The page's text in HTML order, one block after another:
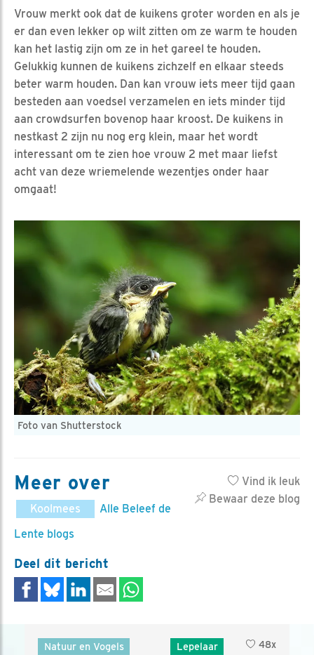
Vrouw merkt ook dat de kuikens groter worden en als je
er dan even lekker op wilt zitten om ze warm te houden
kan het lastig zijn om ze in het gareel te houden.
Gelukkig kunnen de kuikens zichzelf en elkaar steeds
beter warm houden. Dan kan vrouw iets meer tijd gaan
besteden aan voedsel verzamelen en iets minder tijd
aan crowdsurfen bovenop haar kroost. De kuikens in
nestkast 2 zijn nu nog erg klein, maar het wordt
interessant om te zien hoe vrouw 2 met maar liefst
acht van deze wriemelende wezentjes onder haar
omgaat!
Foto van Shutterstock
Vind ik leuk
Bewaar deze blog
Meer over
Koolmees
Alle Beleef de
Lente blogs
Deel dit bericht
Natuur en Vogels Lepelaar
48x